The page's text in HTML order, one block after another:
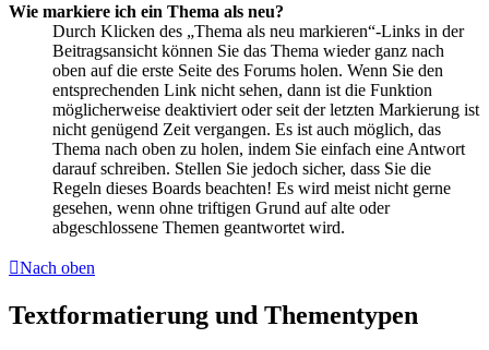
Wie markiere ich ein Thema als neu?
Durch Klicken des „Thema als neu markieren“-Links in der
Beitragsansicht können Sie das Thema wieder ganz nach
oben auf die erste Seite des Forums holen. Wenn Sie den
entsprechenden Link nicht sehen, dann ist die Funktion
möglicherweise deaktiviert oder seit der letzten Markierung ist
nicht genügend Zeit vergangen. Es ist auch möglich, das
Thema nach oben zu holen, indem Sie einfach eine Antwort
darauf schreiben. Stellen Sie jedoch sicher, dass Sie die
Regeln dieses Boards beachten! Es wird meist nicht gerne
gesehen, wenn ohne triftigen Grund auf alte oder
abgeschlossene Themen geantwortet wird.
Nach oben
Textformatierung und Thementypen